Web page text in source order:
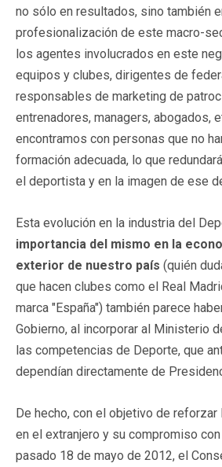
no sólo en resultados, sino también
profesionalización de este macro-
los agentes involucrados en este
equipos y clubes, dirigentes de
responsables de marketing de
entrenadores, managers, abogados,
encontramos con personas que no
formación adecuada, lo que
el deportista y en la imagen de ese
Esta evolución en la industria del
importancia del mismo en la
exterior de nuestro país (quién
que hacen clubes como el Real
marca "España") también parece
Gobierno, al incorporar al Ministerio
las competencias de Deporte, que
dependían directamente de
De hecho, con el objetivo de reforzar
en el extranjero y su compromiso
pasado 18 de mayo de 2012, el